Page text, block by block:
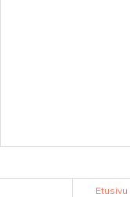
Etusivu